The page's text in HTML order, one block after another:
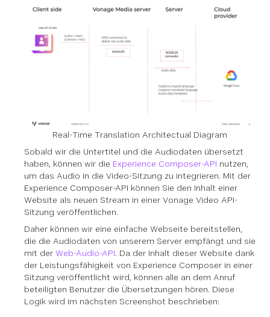
Real-Time Translation Architectual Diagram
Sobald wir die Untertitel und die Audiodaten übersetzt
haben, können wir die Experience Composer-API nutzen,
um das Audio in die Video-Sitzung zu integrieren. Mit der
Experience Composer-API können Sie den Inhalt einer
Website als neuen Stream in einer Vonage Video API-
Sitzung veröffentlichen.
Daher können wir eine einfache Webseite bereitstellen,
die die Audiodaten von unserem Server empfängt und sie
mit der Web-Audio-API. Da der Inhalt dieser Website dank
der Leistungsfähigkeit von Experience Composer in einer
Sitzung veröffentlicht wird, können alle an dem Anruf
beteiligten Benutzer die Übersetzungen hören. Diese
Logik wird im nächsten Screenshot beschrieben: